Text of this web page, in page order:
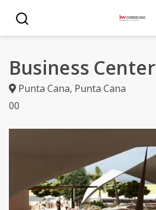
Business Center
Punta Cana, Punta Cana
00